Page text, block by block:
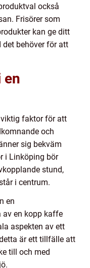
också
Frisörer som
kan ge ditt
det behöver för att
en
faktor för att
och
sig bekväm
i Linköping bör
stund,
i centrum.
en
av en kopp kaffe
aspekten av ett
är ett tillfälle att
till och med